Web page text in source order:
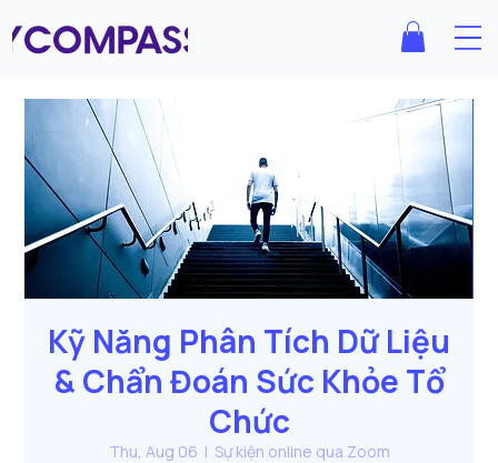
Kỹ Năng Phân Tích Dữ Liệu
& Chẩn Đoán Sức Khỏe Tổ
Chức
Thu, Aug 06
  |
Sự kiện online qua Zoom